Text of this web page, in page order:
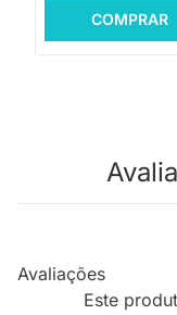
COMPRAR
Avaliações
Este